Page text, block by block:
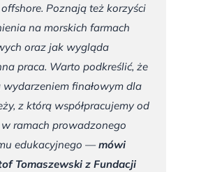
Poznają też korzyści
na morskich farmach
oraz jak wygląda
praca. Warto podkreślić, że
wydarzeniem finałowym dla
z którą współpracujemy od
ramach prowadzonego
edukacyjnego —mówi
Tomaszewski z Fundacji